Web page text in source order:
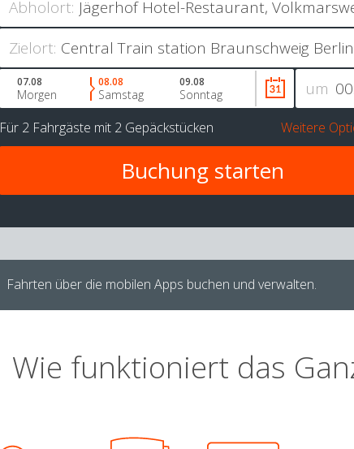
Abholort:
Zielort:
um
07.08
Morgen
08.08
Samstag
09.08
Sonntag
Für 2 Fahrgäste mit 2 Gepäckstücken Weitere
Fahrten über die mobilen Apps buchen und verwalten.
Wie funktioniert das